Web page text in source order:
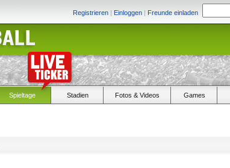
Registrieren | Einloggen | Freunde einladen
Spieltage Stadien Fotos & Videos Games